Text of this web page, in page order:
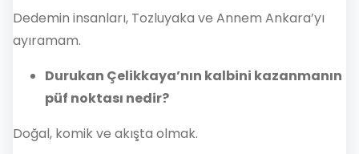
Dedemin insanları, Tozluyaka ve Annem Ankara’yı
ayıramam.
Durukan Çelikkaya’nın kalbini kazanmanın
püf noktası nedir?
Doğal, komik ve akışta olmak.